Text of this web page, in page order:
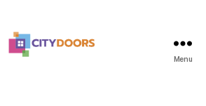
Menu